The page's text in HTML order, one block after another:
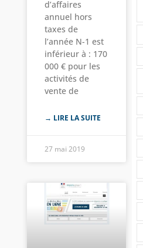
d’affaires
annuel hors
taxes de
l’année N-1 est
inférieur à : 170
000 € pour les
activités de
vente de
→ LIRE LA SUITE
27 mai 2019